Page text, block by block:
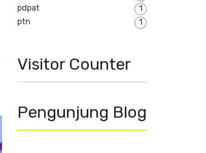
pdpat
1
ptn
1
Visitor Counter
Pengunjung Blog